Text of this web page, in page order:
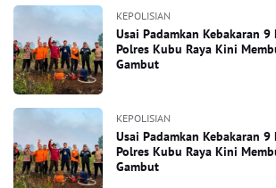
KEPOLISIAN
Usai Padamkan Kebakaran 9
Polres Kubu Raya Kini
Gambut
KEPOLISIAN
Usai Padamkan Kebakaran 9
Polres Kubu Raya Kini
Gambut